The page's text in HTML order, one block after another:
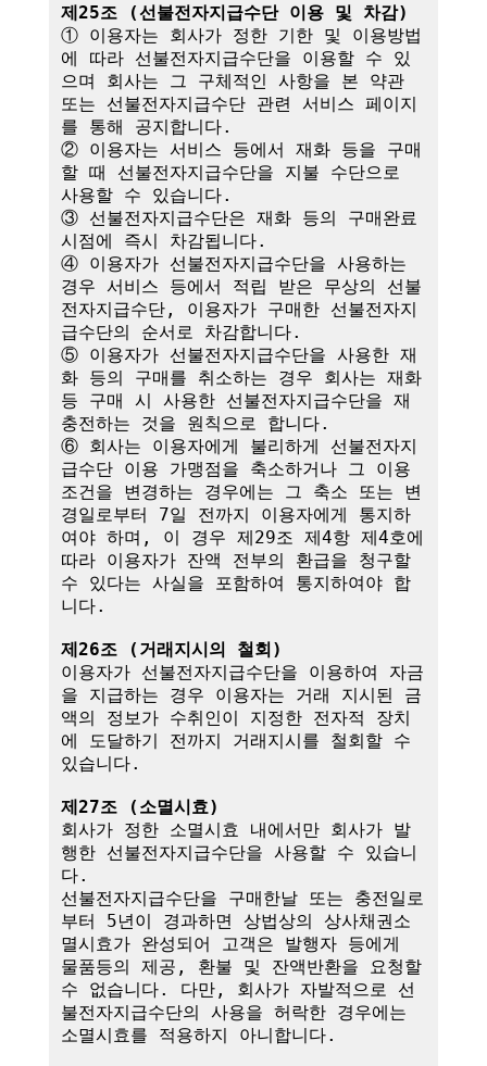
제25조 (선불전자지급수단 이용 및 차감)
① 이용자는 회사가 정한 기한 및 이용방법
에 따라 선불전자지급수단을 이용할 수 있
으며 회사는 그 구체적인 사항을 본 약관
또는 선불전자지급수단 관련 서비스 페이지
를 통해 공지합니다.
② 이용자는 서비스 등에서 재화 등을 구매
할 때 선불전자지급수단을 지불 수단으로
사용할 수 있습니다.
③ 선불전자지급수단은 재화 등의 구매완료
시점에 즉시 차감됩니다.
④ 이용자가 선불전자지급수단을 사용하는
경우 서비스 등에서 적립 받은 무상의 선불
전자지급수단, 이용자가 구매한 선불전자지
급수단의 순서로 차감합니다.
⑤ 이용자가 선불전자지급수단을 사용한 재
화 등의 구매를 취소하는 경우 회사는 재화
등 구매 시 사용한 선불전자지급수단을 재
충전하는 것을 원칙으로 합니다.
⑥ 회사는 이용자에게 불리하게 선불전자지
급수단 이용 가맹점을 축소하거나 그 이용
조건을 변경하는 경우에는 그 축소 또는 변
경일로부터 7일 전까지 이용자에게 통지하
여야 하며, 이 경우 제29조 제4항 제4호에
따라 이용자가 잔액 전부의 환급을 청구할
수 있다는 사실을 포함하여 통지하여야 합
니다.
제26조 (거래지시의 철회)
이용자가 선불전자지급수단을 이용하여 자금
을 지급하는 경우 이용자는 거래 지시된 금
액의 정보가 수취인이 지정한 전자적 장치
에 도달하기 전까지 거래지시를 철회할 수
있습니다.
제27조 (소멸시효)
회사가 정한 소멸시효 내에서만 회사가 발
행한 선불전자지급수단을 사용할 수 있습니
다.
선불전자지급수단을 구매한날 또는 충전일로
부터 5년이 경과하면 상법상의 상사채권소
멸시효가 완성되어 고객은 발행자 등에게
물품등의 제공, 환불 및 잔액반환을 요청할
수 없습니다. 다만, 회사가 자발적으로 선
불전자지급수단의 사용을 허락한 경우에는
소멸시효를 적용하지 아니합니다.